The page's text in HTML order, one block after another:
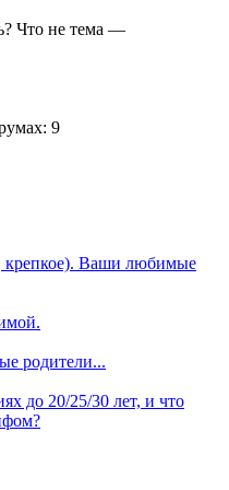
Что не тема —
крепкое). Ваши любимые
родители...
до 20/25/30 лет, и что